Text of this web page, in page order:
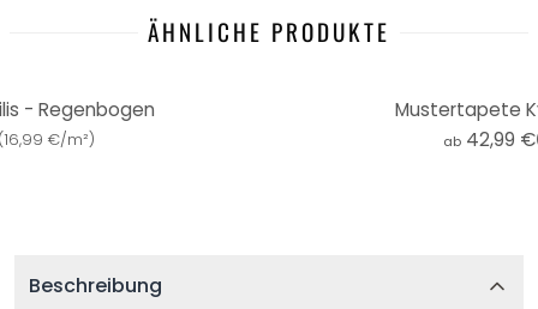
ÄHNLICHE PRODUKTE
- Regenbogen
16,99 €/m²)
Mustertapete
ab 42,99 €
Beschreibung